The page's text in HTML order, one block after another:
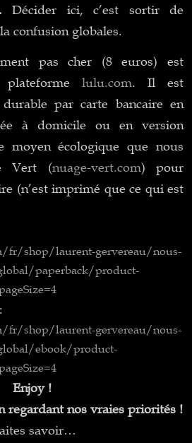
Décider ici, c’est sortir de
confusion globales.
pas cher (8 euros) est
lulu.com. Il est
par carte bancaire en
à domicile ou en version
moyen écologique que nous
Vert (nuage-vert.com) pour
(n’est imprimé que ce qui est
fr/shop/laurent-gervereau/nous-
paperback/product-
fr/shop/laurent-gervereau/nous-
ebook/product-
Enjoy !
regardant nos vraies priorités !
savoir…